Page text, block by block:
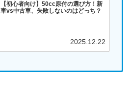
【初心者向け】50cc原付の選び方！新
車vs中古車、失敗しないのはどっち？
2025.12.22